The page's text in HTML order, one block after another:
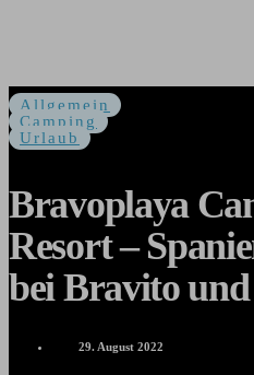
Allgemein
Camping
Urlaub
Bravoplaya
Resort –
bei Bravito
29. August 2022